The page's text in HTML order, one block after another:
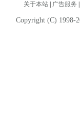
关于本站| 广告服务
Copyright (C) 1998-